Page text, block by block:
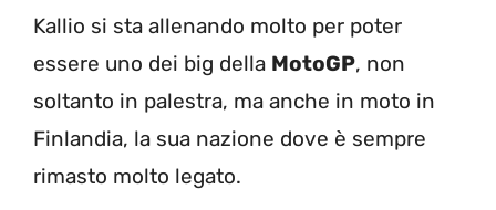
Kallio si sta allenando molto per poter
essere uno dei big della MotoGP, non
soltanto in palestra, ma anche in moto in
Finlandia, la sua nazione dove è sempre
rimasto molto legato.